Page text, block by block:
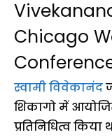
Chicago
स्वामी विवेकानंद
शिकागो में
प्रतिनिधित्व